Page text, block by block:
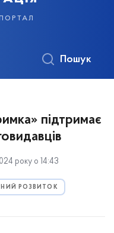
Пошук
підтримає
року о 14:43
РОЗВИТОК